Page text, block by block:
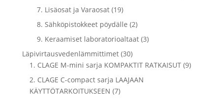
7. Lisäosat ja Varaosat (19)
8. Sähköpistokkeet pöydälle (2)
9. Keraamiset laboratorioaltaat (3)
Läpivirtausvedenlämmittimet (30)
1. CLAGE M-mini sarja KOMPAKTIT RATKAISUT (9)
2. CLAGE C-compact sarja LAAJAAN
KÄYTTÖTARKOITUKSEEN (7)